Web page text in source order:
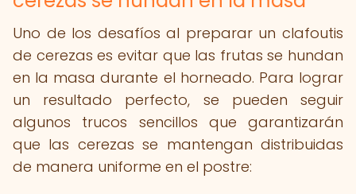
Uno de los desafíos al preparar un clafoutis
de cerezas es evitar que las frutas se hundan
en la masa durante el horneado. Para lograr
un resultado perfecto, se pueden seguir
algunos trucos sencillos que garantizarán
que las cerezas se mantengan distribuidas
de manera uniforme en el postre: